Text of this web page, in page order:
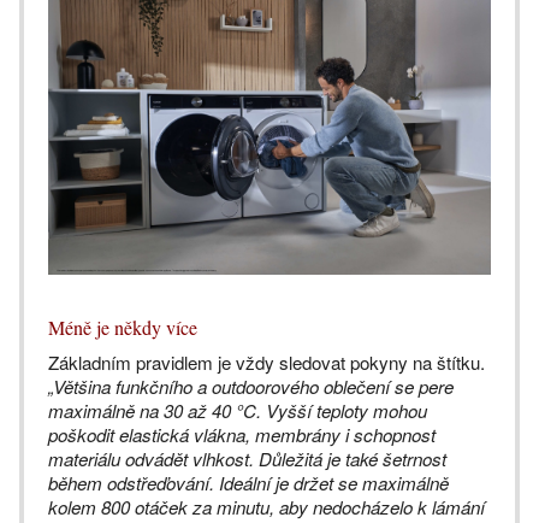
Méně je někdy více
Základním pravidlem je vždy sledovat pokyny na štítku.
„Většina funkčního a outdoorového oblečení se pere
maximálně na 30 až 40 °C. Vyšší teploty mohou
poškodit elastická vlákna, membrány i schopnost
materiálu odvádět vlhkost. Důležitá je také šetrnost
během odstřeďování. Ideální je držet se maximálně
kolem 800 otáček za minutu, aby nedocházelo k lámání